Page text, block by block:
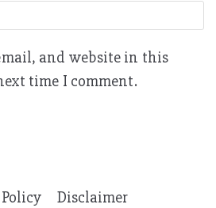
and website in this
time I comment.
Disclaimer